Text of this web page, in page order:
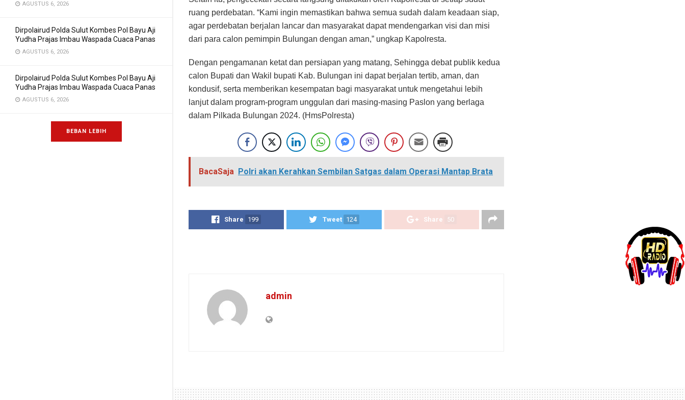
AGUSTUS 6, 2026
Dirpolairud Polda Sulut Kombes Pol Bayu Aji
Yudha Prajas Imbau Waspada Cuaca Panas
AGUSTUS 6, 2026
Dirpolairud Polda Sulut Kombes Pol Bayu Aji
Yudha Prajas Imbau Waspada Cuaca Panas
AGUSTUS 6, 2026
BEBAN LEBIH
ruang perdebatan. “Kami ingin memastikan bahwa semua sudah dalam keadaan siap,
agar perdebatan berjalan lancar dan masyarakat dapat mendengarkan visi dan misi
dari para calon pemimpin Bulungan dengan aman,” ungkap Kapolresta.
Dengan pengamanan ketat dan persiapan yang matang, Sehingga debat publik kedua
calon Bupati dan Wakil bupati Kab. Bulungan ini dapat berjalan tertib, aman, dan
kondusif, serta memberikan kesempatan bagi masyarakat untuk mengetahui lebih
lanjut dalam program-program unggulan dari masing-masing Paslon yang berlaga
dalam Pilkada Bulungan 2024. (HmsPolresta)
BacaSaja Polri akan Kerahkan Sembilan Satgas dalam Operasi Mantap Brata
Share 199 Tweet 124 Share 50
admin